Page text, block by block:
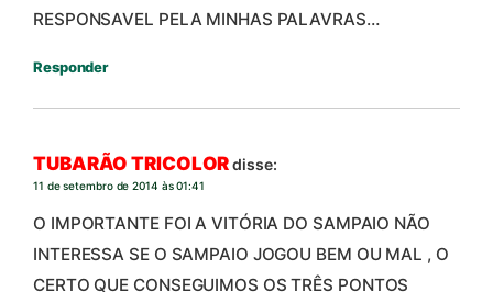
RESPONSAVEL PELA MINHAS PALAVRAS…
Responder
TUBARÃO TRICOLORdisse:
11 de setembro de 2014 às 01:41
O IMPORTANTE FOI A VITÓRIA DO SAMPAIO NÃO
INTERESSA SE O SAMPAIO JOGOU BEM OU MAL , O
CERTO QUE CONSEGUIMOS OS TRÊS PONTOS